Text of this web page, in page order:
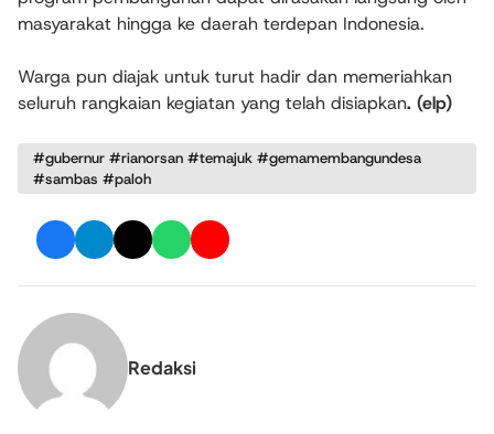
masyarakat hingga ke daerah terdepan Indonesia.
Warga pun diajak untuk turut hadir dan memeriahkan
seluruh rangkaian kegiatan yang telah disiapkan. (elp)
#gubernur #rianorsan #temajuk #gemamembangundesa
#sambas #paloh
Redaksi